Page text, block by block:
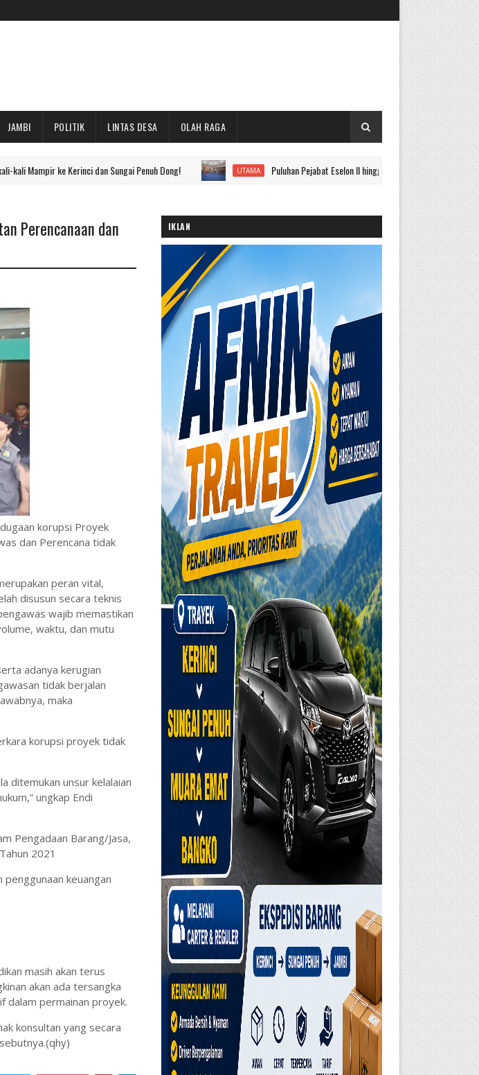
JAMBI POLITIK LINTAS DESA OLAH RAGA
ke Kerinci dan Sungai Penuh Dong! UTAMA Puluhan Pejabat Eselon II hingga IV Pemkot Sungai Penuh Dilantik, Ini
Perencanaan dan
korupsi Proyek
dan Perencana tidak
peran vital,
disusun secara teknis
wajib memastikan
waktu, dan mutu
adanya kerugian
tidak berjalan
maka
korupsi proyek tidak
ditemukan unsur kelalaian
ungkap Endi
Pengadaan Barang/Jasa,
2021
keuangan
masih akan terus
akan ada tersangka
dalam permainan proyek.
konsultan yang secara
IKLAN